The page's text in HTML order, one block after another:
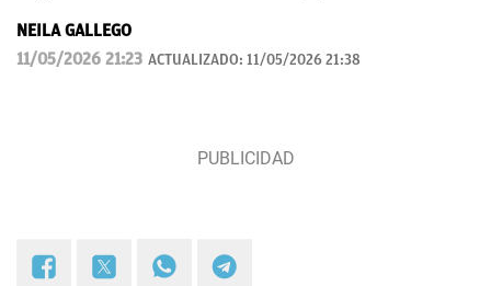
NEILA GALLEGO
11/05/2026 21:23 ACTUALIZADO: 11/05/2026 21:38